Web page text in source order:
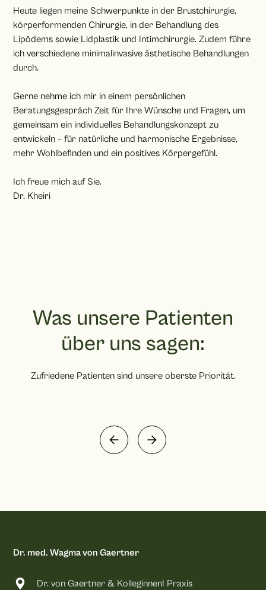
Heute liegen meine Schwerpunkte in der Brustchirurgie,
körperformenden Chirurgie, in der Behandlung des
Lipödems sowie Lidplastik und Intimchirurgie. Zudem führe
ich verschiedene minimalinvasive ästhetische Behandlungen
durch.
Gerne nehme ich mir in einem persönlichen
Beratungsgespräch Zeit für Ihre Wünsche und Fragen, um
gemeinsam ein individuelles Behandlungskonzept zu
entwickeln – für natürliche und harmonische Ergebnisse,
mehr Wohlbefinden und ein positives Körpergefühl.
Ich freue mich auf Sie.
Dr. Kheiri
Was unsere Patienten
über uns sagen:
Zufriedene Patienten sind unsere oberste Priorität.
Dr. med. Wagma von Gaertner
Dr. von Gaertner & KolleginnenI Praxis